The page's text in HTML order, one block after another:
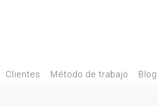
Clientes Método de trabajo Blog